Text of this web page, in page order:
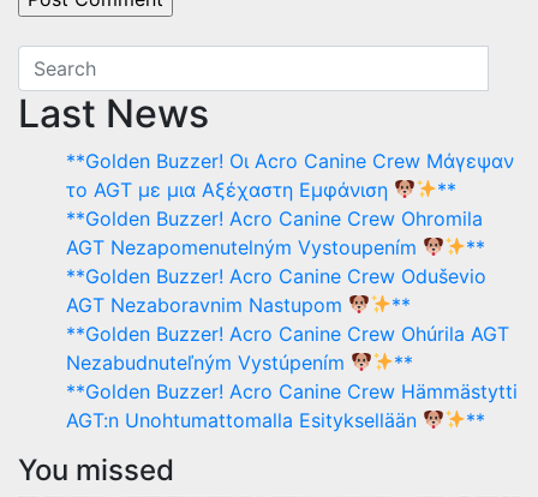
Last News
**Golden Buzzer! Οι Acro Canine Crew Μάγεψαν
το AGT με μια Αξέχαστη Εμφάνιση
**
**Golden Buzzer! Acro Canine Crew Ohromila
AGT Nezapomenutelným Vystoupením
**
**Golden Buzzer! Acro Canine Crew Oduševio
AGT Nezaboravnim Nastupom
**
**Golden Buzzer! Acro Canine Crew Ohúrila AGT
Nezabudnuteľným Vystúpením
**
**Golden Buzzer! Acro Canine Crew Hämmästytti
AGT:n Unohtumattomalla Esityksellään
**
You missed